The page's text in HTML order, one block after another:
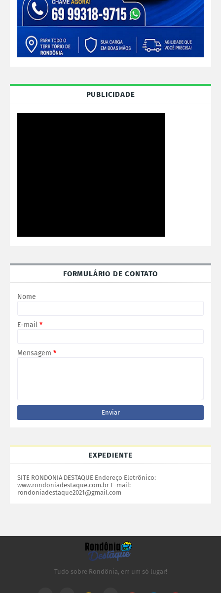
PUBLICIDADE
FORMULÁRIO DE CONTATO
Nome
E-mail *
Mensagem *
EXPEDIENTE
SITE RONDONIA DESTAQUE Endereço Eletrônico:
www.rondoniadestaque.com.br E-mail:
rondoniadestaque2021@gmail.com
Tudo sobre Rondônia, em um só lugar!